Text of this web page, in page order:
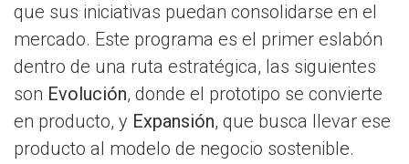
que sus iniciativas puedan consolidarse en el
mercado. Este programa es el primer eslabón
dentro de una ruta estratégica, las siguientes
son Evolución, donde el prototipo se convierte
en producto, y Expansión, que busca llevar ese
producto al modelo de negocio sostenible.